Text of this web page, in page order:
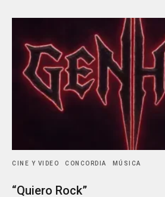
CINE Y VIDEO CONCORDIA MÚSICA
“Quiero Rock”